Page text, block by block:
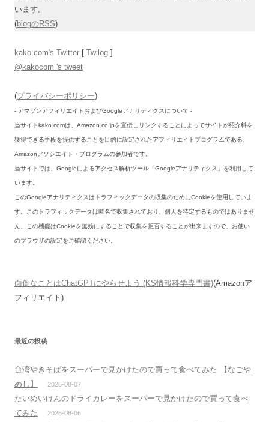
います。
(blogのRSS)
kako.com's Twitter [ Twilog ]
@kakocom 's tweet
(プライバシーポリシー)
- アマゾンアフィリエイトおよびGoogleアナリティクスについて -
当サイトkako.comは、Amazon.co.jpを宣伝しリンクすることによってサイトが紹介料を
獲得できる手段を提供することを目的に設定されたアフィリエイトプログラムである、
Amazonアソシエイト・プログラムの参加者です。
当サイトでは、Googleによるアクセス解析ツール「Googleアナリティクス」を利用して
います。
このGoogleアナリティクスはトラフィックデータの収集のためにCookieを使用していま
す。このトラフィックデータは匿名で収集されており、個人を特定するものではありませ
ん。この機能はCookieを無効にすることで収集を拒否することが出来ますので、お使い
のブラウザの設定をご確認ください。
面倒なことはChatGPTにやらせよう (KS情報科学専門書)(Amazonア
フィリエイト)
最近の投稿
台湾やきそばをスーパーで見かけたので買って食べてみた 【なごや
めし】
2026-08-07
たいめいけんのドライカレーをスーパーで見かけたので買って食べ
てみた
2026-08-06